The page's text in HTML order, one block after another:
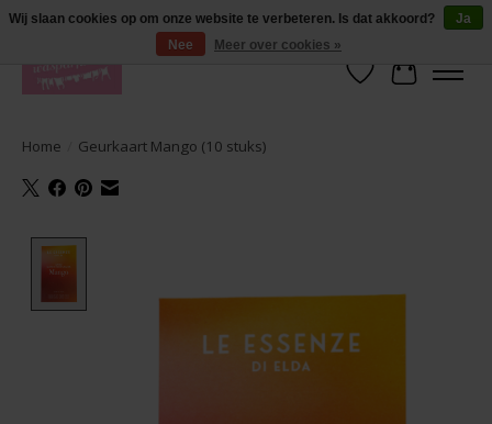
De lekkerste geuren wasparfum in uw eigen shop. Testers nodig? Ga naar
producten --> wasparfum --> geurtester
Verlanglijst
Home Geurkaart Mango (10 stuks)
Wij slaan cookies op om onze website te verbeteren. Is dat akkoord?
Ja
Nee
Meer over cookies »